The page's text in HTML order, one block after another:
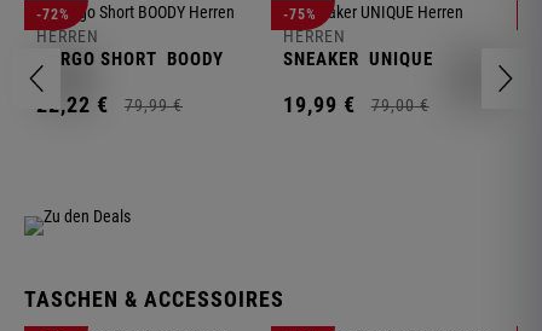
-72%
HERREN
CARGO SHORT BOODY
22,22 € 79,99 €
-75%
HERREN
SNEAKER UNIQUE
19,99 € 79,00 €
TASCHEN & ACCESSOIRES